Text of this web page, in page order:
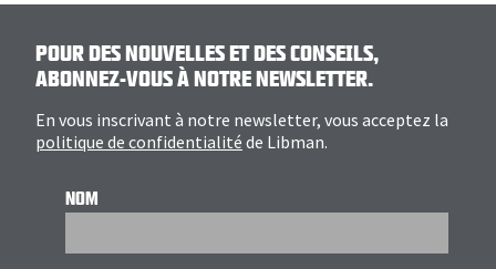
POUR DES NOUVELLES ET DES CONSEILS,
ABONNEZ-VOUS À NOTRE NEWSLETTER.
En vous inscrivant à notre newsletter, vous acceptez la
politique de confidentialité de Libman.
NOM